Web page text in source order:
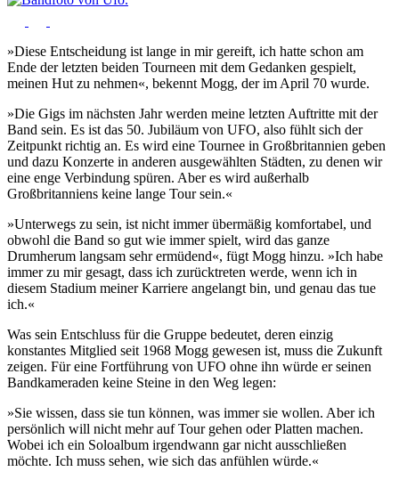
»Diese Entscheidung ist lange in mir gereift, ich hatte schon am
Ende der letzten beiden Tourneen mit dem Gedanken gespielt,
meinen Hut zu nehmen«, bekennt Mogg, der im April 70 wurde.
»Die Gigs im nächsten Jahr werden meine letzten Auftritte mit der
Band sein. Es ist das 50. Jubiläum von UFO, also fühlt sich der
Zeitpunkt richtig an. Es wird eine Tournee in Großbritannien geben
und dazu Konzerte in anderen ausgewählten Städten, zu denen wir
eine enge Verbindung spüren. Aber es wird außerhalb
Großbritanniens keine lange Tour sein.«
»Unterwegs zu sein, ist nicht immer übermäßig komfortabel, und
obwohl die Band so gut wie immer spielt, wird das ganze
Drumherum langsam sehr ermüdend«, fügt Mogg hinzu. »Ich habe
immer zu mir gesagt, dass ich zurücktreten werde, wenn ich in
diesem Stadium meiner Karriere angelangt bin, und genau das tue
ich.«
Was sein Entschluss für die Gruppe bedeutet, deren einzig
konstantes Mitglied seit 1968 Mogg gewesen ist, muss die Zukunft
zeigen. Für eine Fortführung von UFO ohne ihn würde er seinen
Bandkameraden keine Steine in den Weg legen:
»Sie wissen, dass sie tun können, was immer sie wollen. Aber ich
persönlich will nicht mehr auf Tour gehen oder Platten machen.
Wobei ich ein Soloalbum irgendwann gar nicht ausschließen
möchte. Ich muss sehen, wie sich das anfühlen würde.«